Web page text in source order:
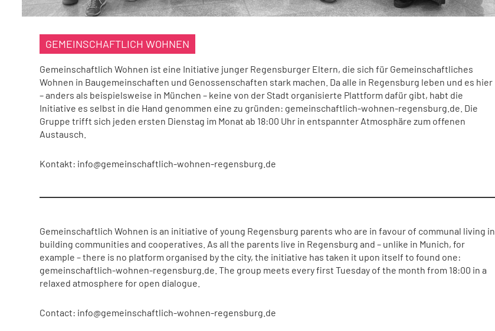
GEMEINSCHAFTLICH WOHNEN
Gemeinschaftlich Wohnen ist eine Initiative junger Regensburger Eltern, die sich für Gemeinschaftliches
Wohnen in Baugemeinschaften und Genossenschaften stark machen. Da alle in Regensburg leben und es hier
– anders als beispielsweise in München – keine von der Stadt organisierte Plattform dafür gibt, habt die
Initiative es selbst in die Hand genommen eine zu gründen: gemeinschaftlich-wohnen-regensburg.de. Die
Gruppe trifft sich jeden ersten Dienstag im Monat ab 18:00 Uhr in entspannter Atmosphäre zum offenen
Austausch.
Kontakt: info@gemeinschaftlich-wohnen-regensburg.de
Gemeinschaftlich Wohnen is an initiative of young Regensburg parents who are in favour of communal living in
building communities and cooperatives. As all the parents live in Regensburg and – unlike in Munich, for
example – there is no platform organised by the city, the initiative has taken it upon itself to found one:
gemeinschaftlich-wohnen-regensburg.de. The group meets every first Tuesday of the month from 18:00 in a
relaxed atmosphere for open dialogue.
Contact: info@gemeinschaftlich-wohnen-regensburg.de